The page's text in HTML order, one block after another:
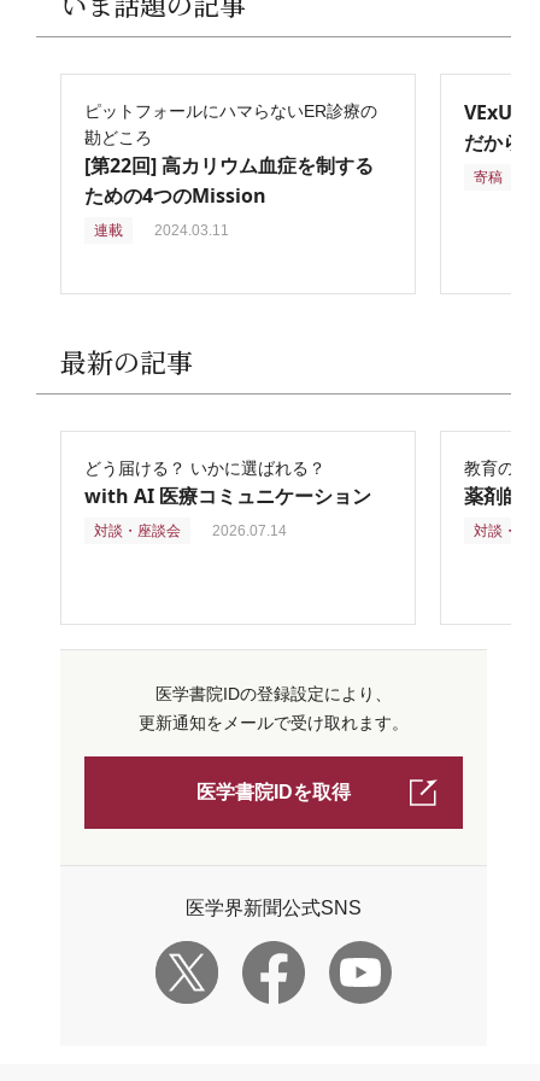
ピットフォールにハマらないER診療の
勘どころ
[第22回] 高カリウム血症を制する
ための4つのMission
連載 2024.03.11
VExUS
だから
寄稿
最新の記事
どう届ける？ いかに選ばれる？
with AI 医療コミュニケーション
対談・座談会 2026.07.14
教育の再
薬剤師
対談・座
医学書院IDの登録設定により、
更新通知をメールで受け取れます。
医学書院IDを取得
医学界新聞公式SNS